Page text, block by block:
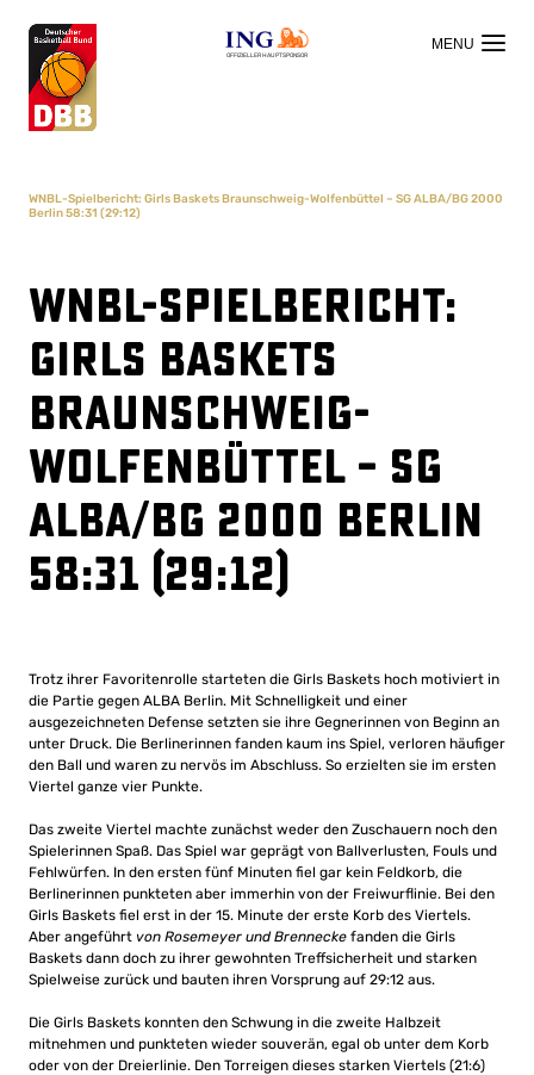
OFFIZIELLER HAUPTSPONSOR
WNBL-Spielbericht: Girls Baskets Braunschweig-Wolfenbüttel – SG ALBA/BG 2000
Berlin 58:31 (29:12)
WNBL-Spielbericht:
Girls Baskets
Braunschweig-
Wolfenbüttel – SG
ALBA/BG 2000 Berlin
58:31 (29:12)
Trotz ihrer Favoritenrolle starteten die Girls Baskets hoch motiviert in
die Partie gegen ALBA Berlin. Mit Schnelligkeit und einer
ausgezeichneten Defense setzten sie ihre Gegnerinnen von Beginn an
unter Druck. Die Berlinerinnen fanden kaum ins Spiel, verloren häufiger
den Ball und waren zu nervös im Abschluss. So erzielten sie im ersten
Viertel ganze vier Punkte.
Das zweite Viertel machte zunächst weder den Zuschauern noch den
Spielerinnen Spaß. Das Spiel war geprägt von Ballverlusten, Fouls und
Fehlwürfen. In den ersten fünf Minuten fiel gar kein Feldkorb, die
Berlinerinnen punkteten aber immerhin von der Freiwurflinie. Bei den
Girls Baskets fiel erst in der 15. Minute der erste Korb des Viertels.
Aber angeführt von Rosemeyer und Brennecke fanden die Girls
Baskets dann doch zu ihrer gewohnten Treffsicherheit und starken
Spielweise zurück und bauten ihren Vorsprung auf 29:12 aus.
Die Girls Baskets konnten den Schwung in die zweite Halbzeit
mitnehmen und punkteten wieder souverän, egal ob unter dem Korb
oder von der Dreierlinie. Den Torreigen dieses starken Viertels (21:6)